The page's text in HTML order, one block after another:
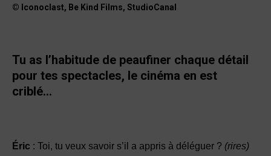
© Iconoclast, Be Kind Films, StudioCanal
Tu as l’habitude de peaufiner chaque détail
pour tes spectacles, le cinéma en est
criblé…
Éric : Toi, tu veux savoir s’il a appris à déléguer ? (rires)